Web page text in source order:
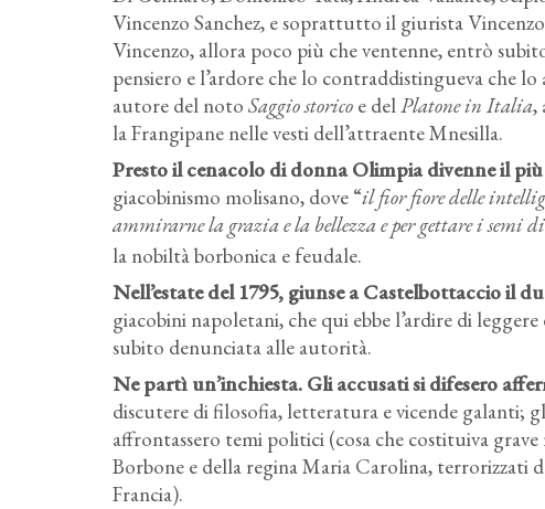
Vincenzo Sanchez, e soprattutto il giurista
Vincenzo, allora poco più che ventenne, entrò
pensiero e l’ardore che lo contraddistingueva che
autore del noto Saggio storico e delPlatone in Italia,
la Frangipane nelle vesti dell’attraente Mnesilla.
Presto il cenacolo di donna Olimpia divenne il
giacobinismo molisano, dove “il fior fiore delle
ammirarne la grazia e la bellezza e per gettare i semi
la nobiltà borbonica e feudale.
Nell’estate del 1795, giunse a Castelbottaccio il
giacobini napoletani, che qui ebbe l’ardire di
subito denunciata alle autorità.
Ne partì un’inchiesta. Gli accusati si difesero
discutere di filosofia, letteratura e vicende galanti;
affrontassero temi politici (cosa che costituiva
Borbone e della regina Maria Carolina, terrorizzati
Francia).